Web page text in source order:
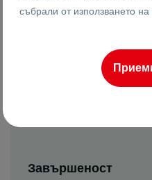
Година на
Завършеност
събрали от използването на